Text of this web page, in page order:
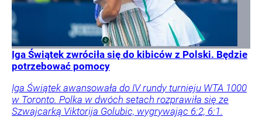
Iga Świątek zwróciła się do kibiców z Polski. Będzie
potrzebować pomocy
Iga Świątek awansowała do IV rundy turnieju WTA 1000
w Toronto. Polka w dwóch setach rozprawiła się ze
Szwajcarką Viktorija Golubic, wygrywając 6:2, 6:1.